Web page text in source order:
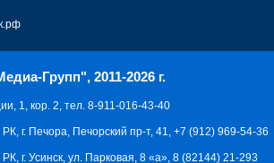
Групп", 2011-2026 г.
1, кор. 2, тел. 8-911-016-43-40
РК, г. Печора, Печорский пр-т, 41, +7 (912) 969-54-36
РК, г. Усинск, ул. Парковая, 8 «а», 8 (82144) 21-293